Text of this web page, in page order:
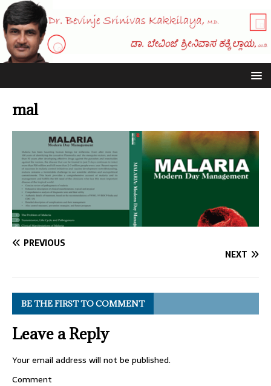
mal
PREVIOUS
NEXT
BE THE FIRST TO COMMENT
Leave a Reply
Your email address will not be published.
Comment